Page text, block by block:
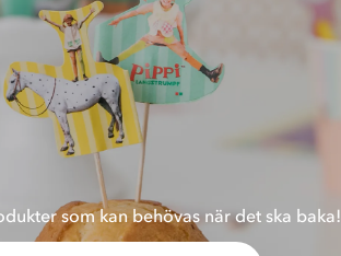
som kan behövas när det ska baka!